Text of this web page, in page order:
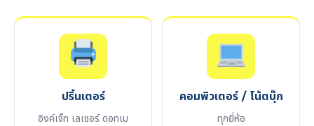
ปริ้นเตอร์
อิงค์เจ็ท เลเซอร์ ดอทเม
คอมพิวเตอร์ / โน้ตบุ๊ก
ทุกยี่ห้อ